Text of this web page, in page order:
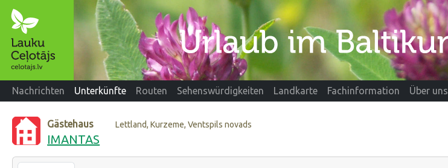
Nachrichten Unterkünfte Routen Sehenswürdigkeiten Landkarte Fachinformation Über uns
Gästehaus Lettland, Kurzeme, Ventspils novads
IMANTAS